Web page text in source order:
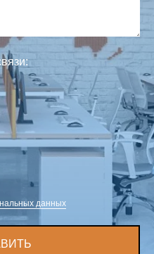
данных